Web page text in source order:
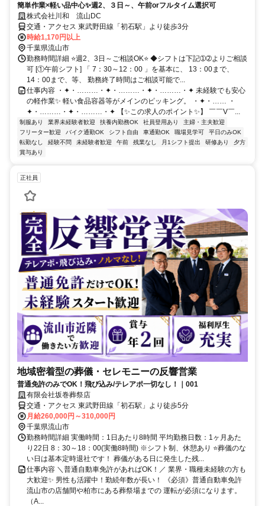
簡単作業×軽い品中心✨週2、３日～、午前orフルタイム選択可
株式会社川和 流山DC
交通・アクセス 東武野田線「初石駅」より徒歩3分
時給1,170円以上
千葉県流山市
勤務時間詳細 ⭐週2、3日～ご相談OK⭐ ◆シフトは下記➀➁よりご相談
可 [①午前シフト] 「 7：30～12：00 」を基本に、 13：00まで、
14：00まで、等、 勤務終了時間はご相談可能で...
仕事内容 ・✦・………・✦・………・✦・………・✦ 未経験でも安心
の軽作業✨ 軽い食品容器等がメインのピッキング。 ・✦・…… ・
✦・………・✦・………・✦ 【✨この求人のポイント✨】 ￣￣V￣...
制服あり 業界未経験者歓迎 扶養内勤務OK 社員登用あり
主婦・主夫歓迎
フリーター歓迎
バイク通勤OK シフト自由 車通勤OK 職場見学可
平日のみOK
転勤なし
経験不問 未経験者歓迎 午前 残業なし 月1シフト提出 研修あり
夕方
賞与あり
正社員
地域密着型の葬儀・セレモニーの反響営業
普通免許のみでOK！飛び込み/テレアポ一切なし！｜001
有限会社坂巻葬祭店
交通・アクセス 東武野田線「初石駅」より徒歩5分
月給260,000円～310,000円
千葉県流山市
勤務時間詳細 実働時間：1日あたり8時間 平均勤務日数：1ヶ月あた
り22日 8：30～18：00(実働8時間) ※シフト制、休憩あり ⭐葬儀のな
い日は基本定時退社です！ 葬儀がある日に発生した残...
仕事内容 ＼普通自動車免許があればOK！／ 業界・職種未経験の方も
大歓迎✨ 男性も活躍中！勤続年数が長い！ 《必須》普通自動車免許
流山市の店舗間や柏市にある葬祭場までの 運転が必須になります。
（A...